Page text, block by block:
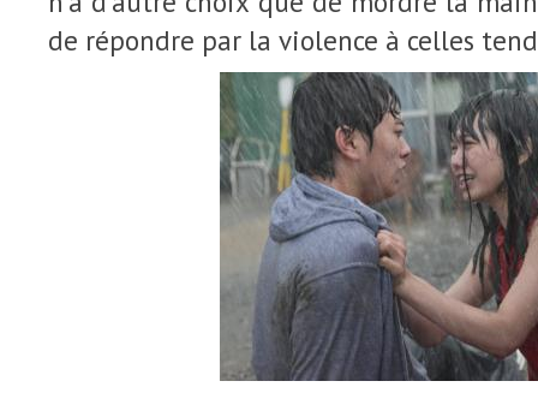
de répondre par la violence à celles